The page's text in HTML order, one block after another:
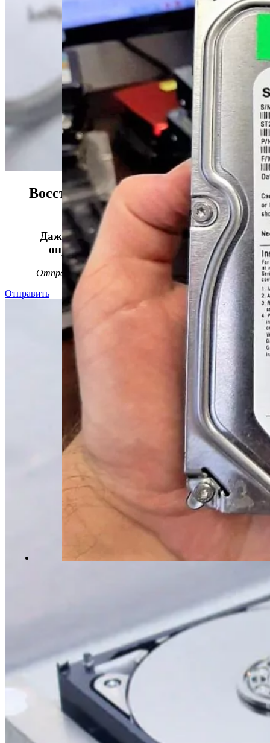
Восстанавливаем данные в 98%
случаев!
Даже, если носитель информации не
определяется, стучит или пищит.
Отправьте заявку на
диагностику
Отправить